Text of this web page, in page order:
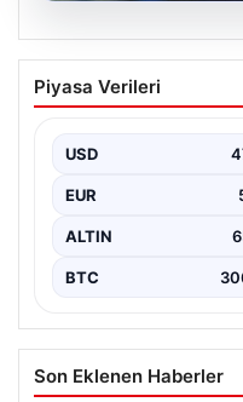
Altın fiyatları
fiyatları ne kadar
fiyatları
Piyasa Verileri
USD
EUR
ALTIN
BTC
Son Eklenen Haberler